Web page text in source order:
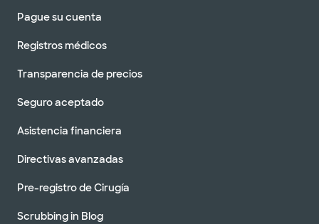
Pague su cuenta
Registros médicos
Transparencia de precios
Seguro aceptado
Asistencia financiera
Directivas avanzadas
Pre-registro de Cirugía
Scrubbing in Blog